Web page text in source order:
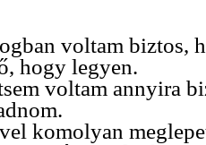
voltam biztos,
hogy legyen.
voltam annyira
komolyan